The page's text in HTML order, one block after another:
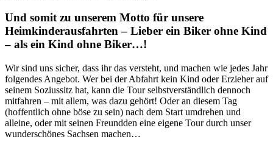
Und somit zu unserem Motto für unsere
Heimkinderausfahrten – Lieber ein Biker ohne Kind
– als ein Kind ohne Biker…!
Wir sind uns sicher, dass ihr das versteht, und machen wie jedes Jahr
folgendes Angebot. Wer bei der Abfahrt kein Kind oder Erzieher auf
seinem Soziussitz hat, kann die Tour selbstverständlich dennoch
mitfahren – mit allem, was dazu gehört! Oder an diesem Tag
(hoffentlich ohne böse zu sein) nach dem Start umdrehen und
alleine, oder mit seinen Freundden eine eigene Tour durch unser
wunderschönes Sachsen machen…